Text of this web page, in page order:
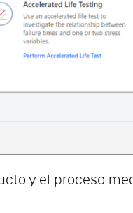
y el proceso